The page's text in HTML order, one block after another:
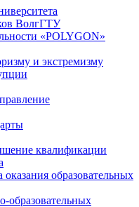
ВолгГТУ
«POLYGON»
и экстремизму
квалификации
оказания образовательных
образовательных